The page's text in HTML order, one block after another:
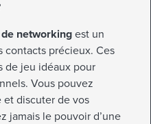
networkingest un
contacts précieux. Ces
de jeu idéaux pour
Vous pouvez
et discuter de vos
jamais le pouvoir d’une